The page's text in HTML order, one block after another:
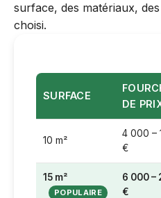
surface, des matériaux,
choisi.
SURFACE
DE
10 m²
4 000 –
€
15 m²
6 000 –
€